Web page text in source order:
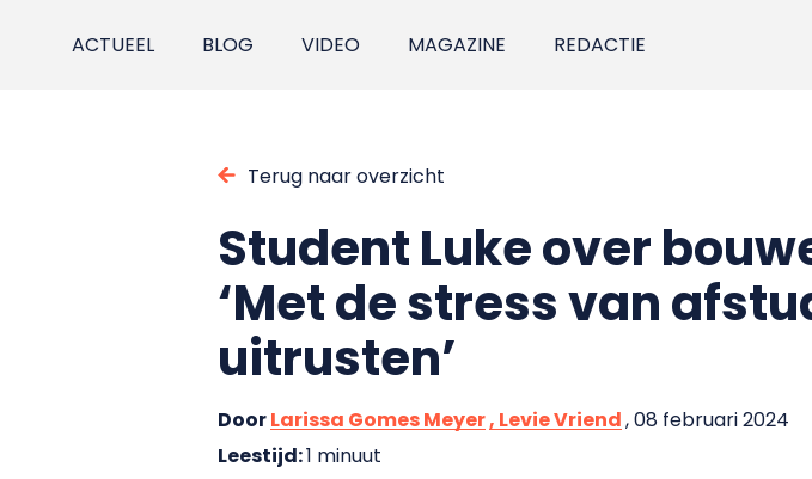
ACTUEEL BLOG VIDEO MAGAZINE REDACTIE
Terug naar overzicht
Student Luke over
‘Met de stress van
uitrusten’
DoorLarissa Gomes Meyer, Levie Vriend, 08 februari 2024
Leestijd:1 minuut